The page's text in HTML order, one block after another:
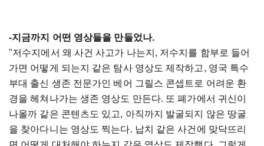
-지금까지 어떤 영상들을 만들었나.
"저수지에서 왜 사건 사고가 나는지, 저수지를 함부로 들어
가면 어떻게 되는지 같은 탐사 영상도 제작하고, 영국 특수
부대 출신 생존 전문가인 베어 그릴스 콘셉트로 어려운 환
경을 헤쳐나가는 생존 영상도 만든다. 또 폐가에서 귀신이
나올까 같은 콘텐츠도 있고, 아직까지 발굴되지 않은 땅굴
을 찾아다니는 영상도 찍는다. 납치 같은 사건에 맞닥뜨리